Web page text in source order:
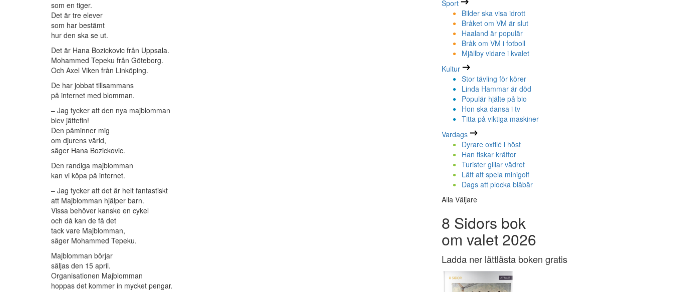
som en tiger.
Det är tre elever
som har bestämt
hur den ska se ut.
Det är Hana Bozickovic från Uppsala.
Mohammed Tepeku från Göteborg.
Och Axel Viken från Linköping.
De har jobbat tillsammans
på internet med blomman.
– Jag tycker att den nya majblomman
blev jättefin!
Den påminner mig
om djurens värld,
säger Hana Bozickovic.
Den randiga majblomman
kan vi köpa på internet.
– Jag tycker att det är helt fantastiskt
att Majblomman hjälper barn.
Vissa behöver kanske en cykel
och då kan de få det
tack vare Majblomman,
säger Mohammed Tepeku.
Majblomman börjar
säljas den 15 april.
Organisationen Majblomman
hoppas det kommer in mycket pengar.
Sport
Bilder ska visa idrott
Bråket om VM är slut
Haaland är populär
Bråk om VM i fotboll
Mjällby vidare i kvalet
Kultur
Stor tävling för körer
Linda Hammar är död
Populär hjälte på bio
Hon ska dansa i tv
Titta på viktiga maskiner
Vardags
Dyrare oxfilé i höst
Han fiskar kräftor
Turister gillar vädret
Lätt att spela minigolf
Dags att plocka blåbär
Alla Väljare
8 Sidors bok
om valet 2026
Ladda ner lättlästa boken gratis